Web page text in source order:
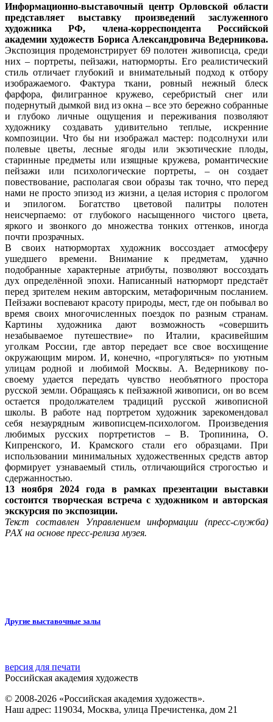
Информационно-выставочный центр Орловской области
представляет выставку произведений заслуженного
художника РФ, члена-корреспондента Российской
академии художеств Бориса Александровича Ведерникова.
Экспозиция продемонстрирует 69 полотен живописца, среди
них – портреты, пейзажи, натюрморты. Его реалистический
стиль отличает глубокий и внимательный подход к отбору
изображаемого. Фактура ткани, ровный нежный блеск
фарфора, филигранное кружево, серебристый снег или
подернутый дымкой вид из окна – все это бережно собранные
и глубоко личные ощущения и переживания позволяют
художнику создавать удивительно теплые, искренние
композиции. Что бы ни изображал мастер: подсолнухи или
полевые цветы, лесные ягоды или экзотические плоды,
старинные предметы или изящные кружева, романтические
пейзажи или психологические портреты, – он создает
повествование, располагая свои образы так точно, что перед
нами не просто эпизод из жизни, а целая история с прологом
и эпилогом. Богатство цветовой палитры полотен
неисчерпаемо: от глубокого насыщенного чистого цвета,
яркого и звонкого до множества тонких оттенков, иногда
почти прозрачных.
В своих натюрмортах художник воссоздает атмосферу
ушедшего времени. Внимание к предметам, удачно
подобранные характерные атрибуты, позволяют воссоздать
дух определённой эпохи. Написанный натюрморт предстаёт
перед зрителем неким авторским, метафоричным посланием.
Пейзажи воспевают красоту природы, мест, где он побывал во
время своих многочисленных поездок по разным странам.
Картины художника дают возможность «совершить
незабываемое путешествие» по Италии, красивейшим
уголкам России, где автор передает все свое восхищение
окружающим миром. И, конечно, «прогуляться» по уютным
улицам родной и любимой Москвы. А. Ведерникову по-
своему удается передать чувство необъятного простора
русской земли. Обращаясь к пейзажной живописи, он во всем
остается продолжателем традиций русской живописной
школы. В работе над портретом художник зарекомендовал
себя незаурядным живописцем-психологом. Произведения
любимых русских портретистов – В. Тропинина, О.
Кипренского, И. Крамского стали его образцами. При
использовании минимальных художественных средств автор
формирует узнаваемый стиль, отличающийся строгостью и
сдержанностью.
13 ноября 2024 года в рамках презентации выставки
состоится творческая встреча с художником и авторская
экскурсия по экспозиции.
Текст составлен Управлением информации (пресс-служба)
РАХ на основе пресс-релиза музея.
Другие выставочные залы
версия для печати
Российская академия художеств
© 2008-2026 «Российская академия художеств».
Наш адрес: 119034, Москва, улица Пречистенка, дом 21